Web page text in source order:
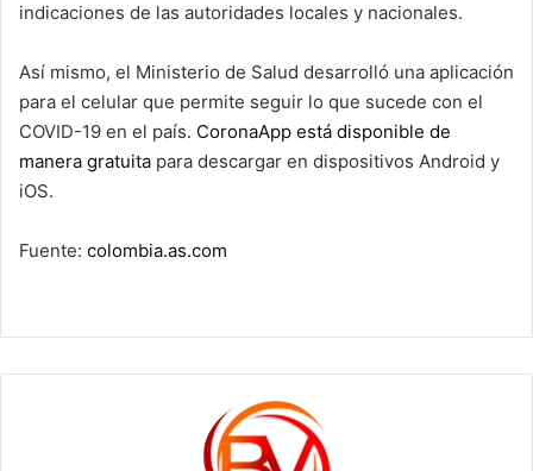
indicaciones de las autoridades locales y nacionales.
Así mismo, el Ministerio de Salud desarrolló una aplicación
para el celular que permite seguir lo que sucede con el
COVID-19 en el país. CoronaApp está disponible de
manera gratuita para descargar en dispositivos Android y
iOS.
Fuente: colombia.as.com